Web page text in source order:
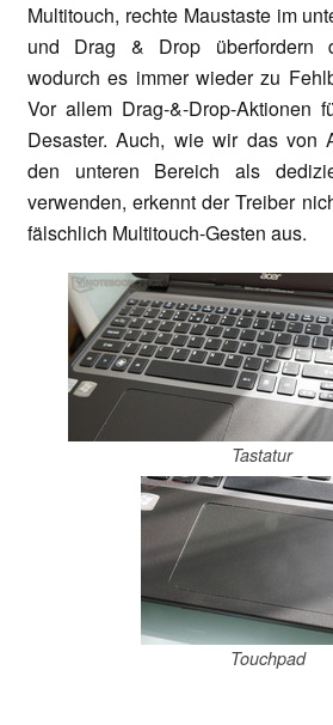
Multitouch, rechte Maustaste im
und Drag & Drop überfordern
wodurch es immer wieder zu
Vor allem Drag-&-Drop-Aktionen
Desaster. Auch, wie wir das von
den unteren Bereich als
verwenden, erkennt der Treiber
fälschlich Multitouch-Gesten aus.
Tastatur
Touchpad